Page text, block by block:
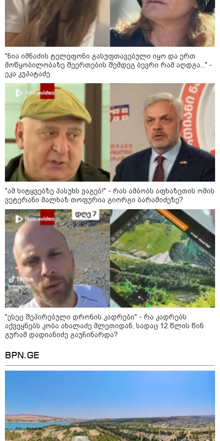
გამოცხადდა
იწყება
"ნია იმნაძის ტელეფონი
გასუფთავებული იყო და ერთ
შემდეგ ბევრი რამ აღდგა..." - ეკა
"ამ სიტყვებზე პასუხს ვაგებ!" - რას
ამბობს აფხაზეთის ომის ვეტერანი
მალხაზ თოფურია გიორგი
"ესეც შეპირებული დრონის
კადრები" - რა კადრებს აქვეყნებს
კობა ახალაძე მლეთიდან, სადაც
12 წლის წინ გურამ დადიანიძე
გაუჩინარდა?
"გაცნობებთ, რომ მე და ადვოკატი
მარიამ დურგლიშვილი ამიერიდან
აღარ გავაგრძელებთ გიორგი
ჭიღლაძის ინტერესების დაცვას" -
ადვოკატი ლაშა კაპანაძე
განცხადებას ავრცელებს
მსოფლიო
"ნია იმნაძის ტელეფონი გასუფთავებული იყო და ერთ
მოწყობილობაზე შეერთების შემდეგ ბევრი რამ აღდგა..." -
ეკა კუპატაძე
"ამ სიტყვებზე პასუხს ვაგებ!" - რას ამბობს აფხაზეთის ომის
ვეტერანი მალხაზ თოფურია გიორგი ბარამიძეზე?
"ესეც შეპირებული დრონის კადრები" - რა კადრებს
აქვეყნებს კობა ახალაძე მლეთიდან, სადაც 12 წლის წინ
გურამ დადიანიძე გაუჩინარდა?
BPN.GE